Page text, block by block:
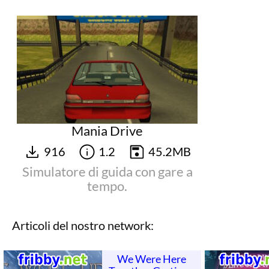
Mania Drive
916 1.2 45.2MB
Simulatore di guida con gare a
tempo.
Articoli del nostro network:
We Were Here